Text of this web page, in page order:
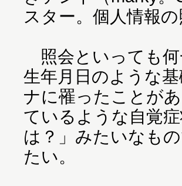
スター。個人情報
照会といっても何
生年月日のような
ナに罹ったことが
ているような自覚
は？」みたいなも
たい。